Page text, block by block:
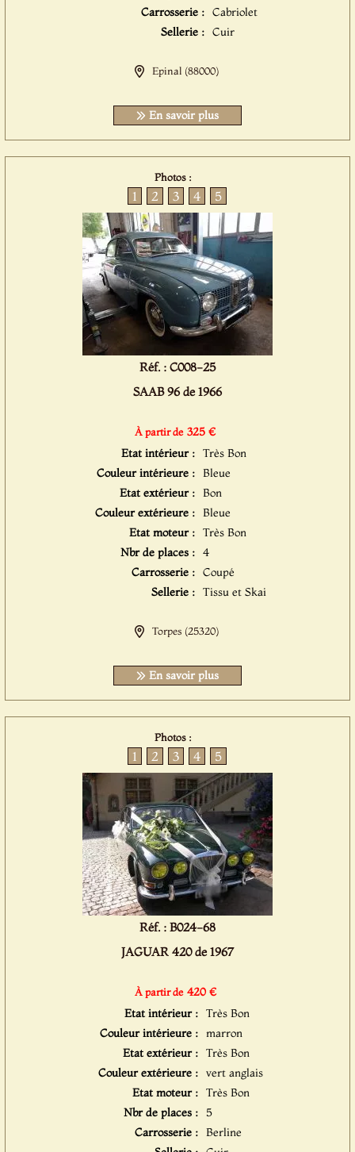
Carrosserie : Cabriolet
Sellerie : Cuir
Epinal (88000)
En savoir plus
Photos :
1 2 3 4 5
Réf. : C008-25
SAAB 96 de 1966
À partir de 325 €
Etat intérieur : Très Bon
Couleur intérieure : Bleue
Etat extérieur : Bon
Couleur extérieure : Bleue
Etat moteur : Très Bon
Nbr de places : 4
Carrosserie : Coupé
Sellerie : Tissu et Skai
Torpes (25320)
En savoir plus
Photos :
1 2 3 4 5
Réf. : B024-68
JAGUAR 420 de 1967
À partir de 420 €
Etat intérieur : Très Bon
Couleur intérieure : marron
Etat extérieur : Très Bon
Couleur extérieure : vert anglais
Etat moteur : Très Bon
Nbr de places : 5
Carrosserie : Berline